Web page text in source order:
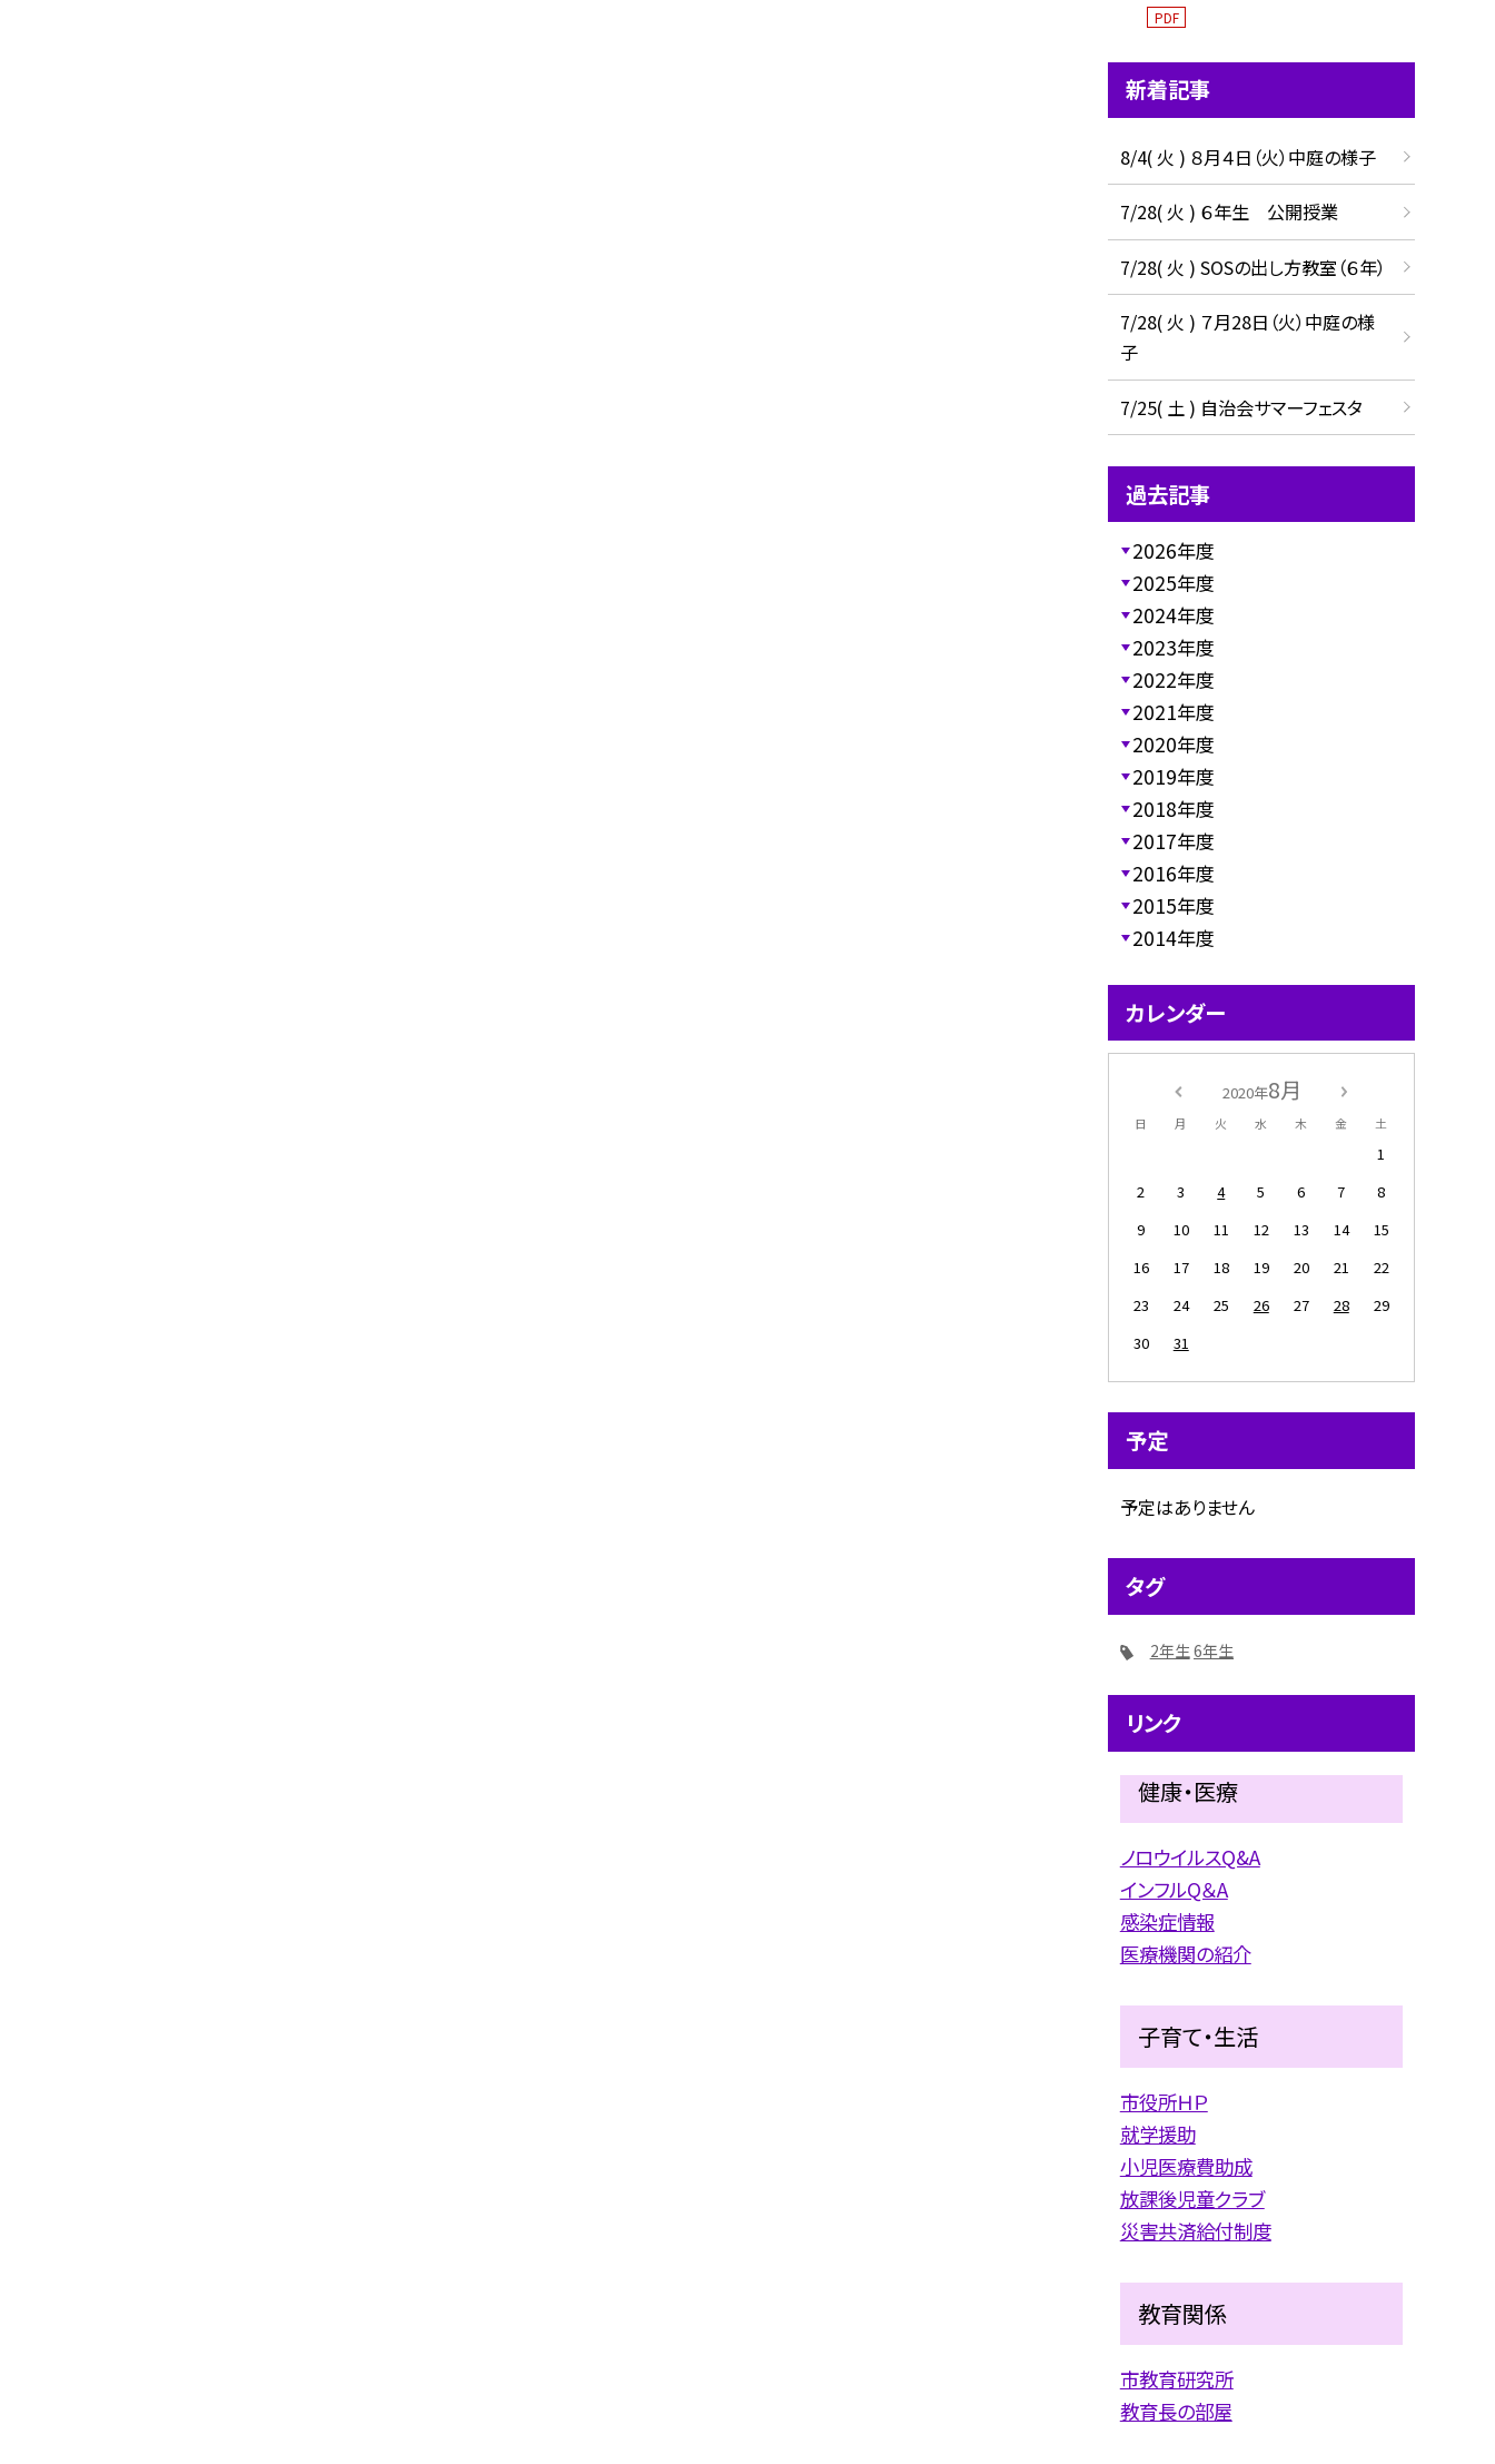
PDF
新着記事
8/4( 火 ) ８月４日（火）中庭の様子
7/28( 火 ) ６年生 公開授業
7/28( 火 ) SOSの出し方教室（６年）
7/28( 火 ) ７月28日（火）中庭の様
子
7/25( 土 ) 自治会サマーフェスタ
過去記事
2026年度
2025年度
2024年度
2023年度
2022年度
2021年度
2020年度
2019年度
2018年度
2017年度
2016年度
2015年度
2014年度
カレンダー
2020年8月
日 月 火 水 木 金 土
1
2
3 4 5 6 7
8
9
10 11 12 13 14
15
16
17 18 19 20 21
22
23
24 25 26 27 28
29
30
31
予定
予定はありません
タグ
2年生6年生
リンク
健康・医療
ノロウイルスQ&A
インフルQ＆A
感染症情報
医療機関の紹介
子育て・生活
市役所ＨＰ
就学援助
小児医療費助成
放課後児童クラブ
災害共済給付制度
教育関係
市教育研究所
教育長の部屋